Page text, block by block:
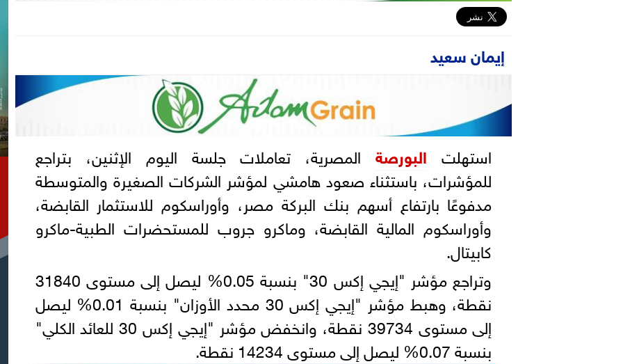
إيمان سعيد
استهلت البورصةالمصرية، تعاملات جلسة اليوم الإثنين، بتراجع
للمؤشرات، باستثناء صعود هامشي لمؤشر الشركات الصغيرة والمتوسطة
مدفوعًا بارتفاع أسهم بنك البركة مصر، وأوراسكوم للاستثمار القابضة،
وأوراسكوم المالية القابضة، وماكرو جروب للمستحضرات الطبية-ماكرو
كابيتال.
وتراجع مؤشر "إيجي إكس 30" بنسبة 0.05% ليصل إلى مستوى 31840
نقطة، وهبط مؤشر "إيجي إكس 30 محدد الأوزان" بنسبة 0.01% ليصل
إلى مستوى 39734 نقطة، وانخفض مؤشر "إيجي إكس 30 للعائد الكلي"
بنسبة 0.07% ليصل إلى مستوى 14234 نقطة.